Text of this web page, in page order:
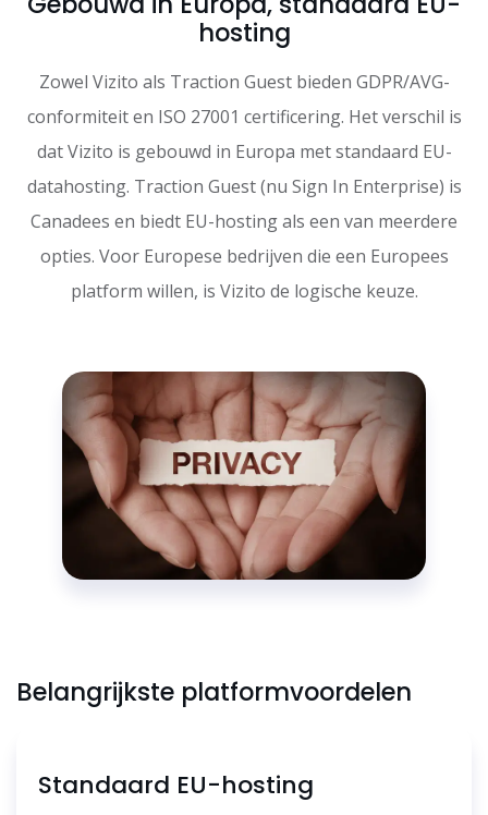
hosting
Zowel Vizito als Traction Guest bieden GDPR/AVG-
conformiteit en ISO 27001 certificering. Het verschil is
dat Vizito is gebouwd in Europa met standaard EU-
datahosting. Traction Guest (nu Sign In Enterprise) is
Canadees en biedt EU-hosting als een van meerdere
opties. Voor Europese bedrijven die een Europees
platform willen, is Vizito de logische keuze.
Belangrijkste platformvoordelen
Standaard EU-hosting